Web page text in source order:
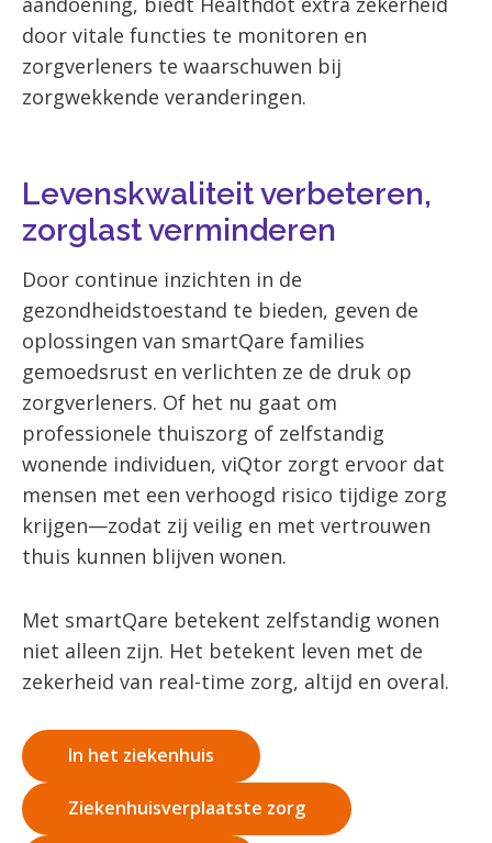
door vitale functies te monitoren en
zorgverleners te waarschuwen bij
zorgwekkende veranderingen.
Levenskwaliteit verbeteren,
zorglast verminderen
Door continue inzichten in de
gezondheidstoestand te bieden, geven de
oplossingen van smartQare families
gemoedsrust en verlichten ze de druk op
zorgverleners. Of het nu gaat om
professionele thuiszorg of zelfstandig
wonende individuen, viQtor zorgt ervoor dat
mensen met een verhoogd risico tijdige zorg
krijgen—zodat zij veilig en met vertrouwen
thuis kunnen blijven wonen.
Met smartQare betekent zelfstandig wonen
niet alleen zijn. Het betekent leven met de
zekerheid van real-time zorg, altijd en overal.
In het ziekenhuis
Ziekenhuisverplaatste zorg